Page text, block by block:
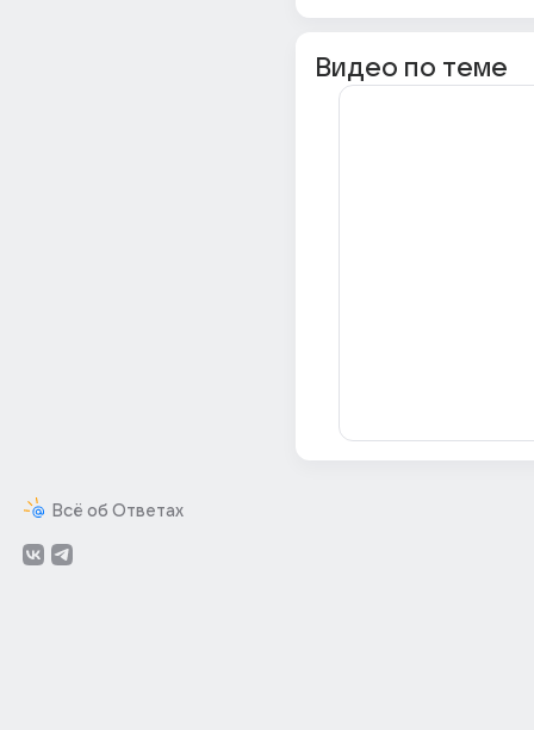
Всё об Ответах
Видео по теме